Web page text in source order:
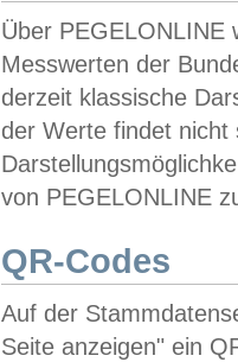
Über PEGELONLINE
Messwerten der
derzeit klassische
der Werte findet
von PEGELONLINE
QR-Codes
Auf der
Seite anzeigen" ein